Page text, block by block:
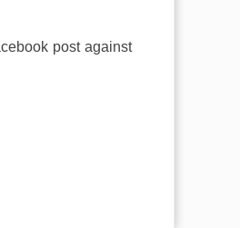
post against